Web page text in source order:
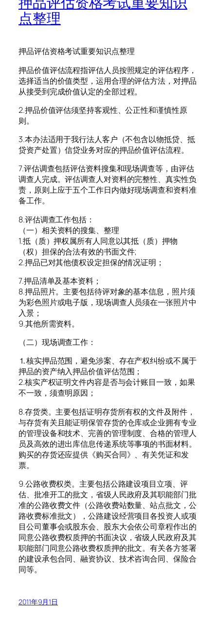
点整理
押品评估资格考试重要知识点整理
押品价值评估流程指评估人员按照规定的评估程序，
选择适当的价值类型，运用合理的评估方法，对押品
从接受到完成价值认定的全部过程。
2.押品价值评估须坚持客观性、公正性和谨慎性原
则。
3.本办法适用于我行法人客户（不包含以物抵贷、抵
贷资产处置）信贷业务对应的押品价值评估流程。
7.评估调查包括评估资料搜集和现场调查等，由评估
调查人完成。评估调查人对资料的完整性、真实性负
责，原则上应于五个工作日内做好现场调查和资料准
备工作。
8.评估调查工作包括：
（一）相关资料的搜集、整理
1.抵（质）押权属所有人同意以其抵（质）押物
（权）担保的合法有效的书面文件;
2.押品已对其他债权设定担保的情况证明；
7.押品清单及基本资料；
8.押品照片。主要包括待评对象的基本信息，照片须
为彩色照片或电子版，现场调查人员须在一张照片中
入景；
9.其他所需资料。
（二）现场调查工作：
⒈核实押品范围，避免涉案、存在产权纠纷或不属于
押品的资产纳入押品价值评估范围；
2.核实产权证明文件内容是否与会计账目一致，如果
不一致，须查明原因；
8.存货类。主要包括证明存货所有权的文件及附件，
与存货有关且能证明保管存货的仓库或企业拥有专业
的管理设备和技术、完善的管理制度、合格的管理人
员及高效的进出库信息传递系统等事项的书面材料。
购买的存货还应提供《购买合同》、有关凭证和发
票。
9.公路收费权类。主要包括公路建设项目立项、评
估、批准开工的批文，省级人民政府及其职能部门批
准的公路收费文件（公路收费站数量、站点批文，公
路收费标准批文），公路建设经营项目各投资人或项
目公司董事会或股东会、股东大会依公司章程作出的
同意公路收费权质押的书面决议，省级人民政府及其
职能部门同意公路收费权质押的批文。有关各方签署
的建设承包合同、融资协议、技术咨询合同、保险合
同等。
2011年9月1日